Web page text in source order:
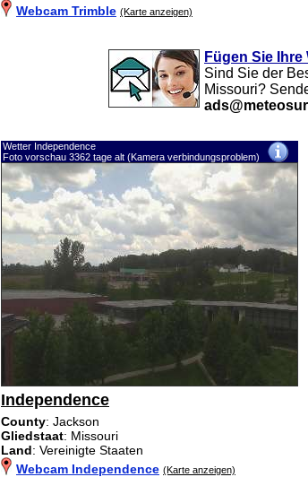
Webcam Trimble (Karte anzeigen)
Fügen Sie
Sind Sie der
Missouri?
Wetter Independence
Foto vorschau 3362 tage alt (Kamera verbindungsproblem)
Independence
County: Jackson
Gliedstaat: Missouri
Land: Vereinigte Staaten
Webcam Independence (Karte anzeigen)